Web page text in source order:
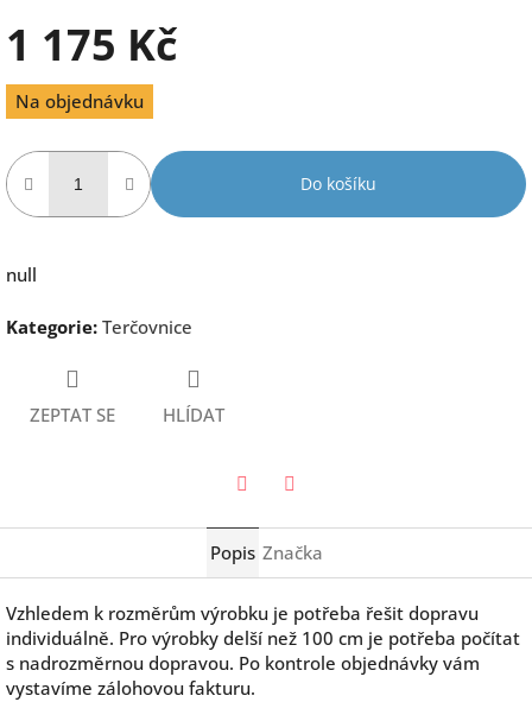
1 175 Kč
Měrná
cena:
Na objednávku
Do košíku
null
Kategorie: Terčovnice
ZEPTAT SE HLÍDAT
Popis Značka
Vzhledem k rozměrům výrobku je potřeba řešit dopravu
individuálně. Pro výrobky delší než 100 cm je potřeba počítat
s nadrozměrnou dopravou. Po kontrole objednávky vám
vystavíme zálohovou fakturu.